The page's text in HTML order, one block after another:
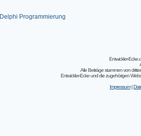
Delphi Programmierung
Entwickler-
Alle Beiträge stammen von
Entwickler-Ecke und die zugehörigen
Impressum|